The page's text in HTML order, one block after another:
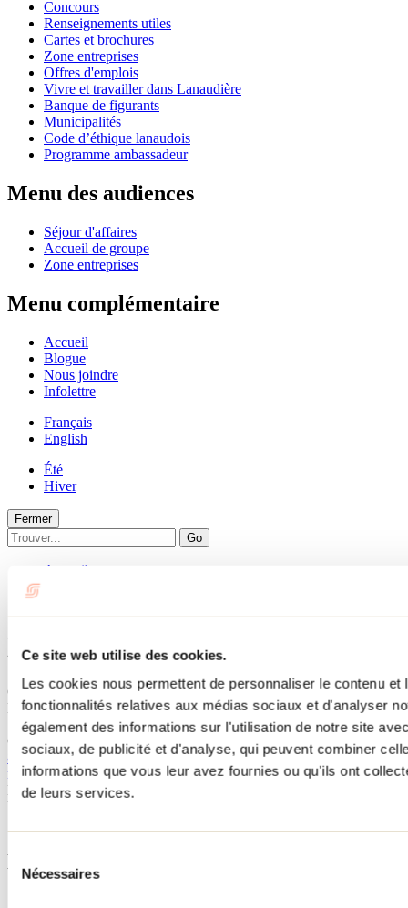
Ce site web utilise des cookies.
Les cookies nous permettent de personnaliser le contenu
fonctionnalités relatives aux médias sociaux et d'analyser
également des informations sur l'utilisation de notre site
sociaux, de publicité et d'analyse, qui peuvent combiner
informations que vous leur avez fournies ou qu'ils ont
de leurs services.
Sélection
Nécessaires
Concours
Renseignements utiles
Cartes et brochures
Zone entreprises
Offres d'emplois
Vivre et travailler dans Lanaudière
Banque de figurants
Municipalités
Code d’éthique lanaudois
Programme ambassadeur
Menu des audiences
Séjour d'affaires
Accueil de groupe
Zone entreprises
Menu complémentaire
Accueil
Blogue
Nous joindre
Infolettre
Français
English
Été
Hiver
Fermer
Go
Accueil
LE HAVRE GRIS
Chertsey
LE HAVRE GRIS
12 chemin du Quartz
Chertsey, QC J0K1S0
819 537-7032
mmlinethiffault@hotmail.com
No d'enregistrement305200
Besoin d'information?
Menu pied de page